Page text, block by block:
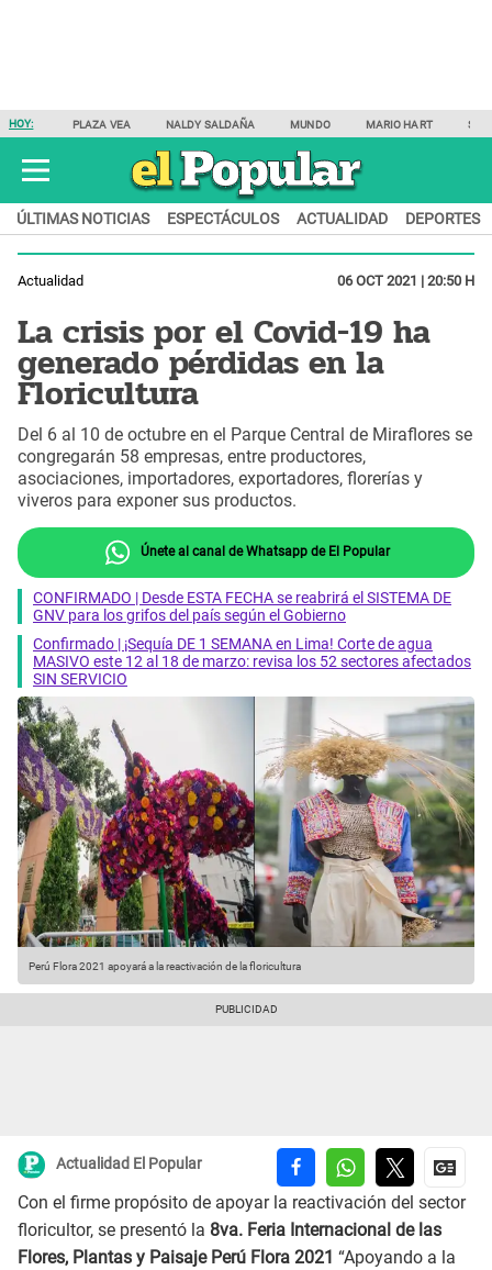
HOY: PLAZA VEA NALDY SALDAÑA MUNDO MARIO HART
ÚLTIMAS NOTICIAS ESPECTÁCULOS ACTUALIDAD DEPORTES
Actualidad 06 OCT 2021 | 20:50 H
La crisis por el Covid-19 ha
generado pérdidas en la
Floricultura
Del 6 al 10 de octubre en el Parque Central de Miraflores se
congregarán 58 empresas, entre productores,
asociaciones, importadores, exportadores, florerías y
viveros para exponer sus productos.
Únete al canal de Whatsapp de El Popular
CONFIRMADO | Desde ESTA FECHA se reabrirá el SISTEMA DE
GNV para los grifos del país según el Gobierno
Confirmado | ¡Sequía DE 1 SEMANA en Lima! Corte de agua
MASIVO este 12 al 18 de marzo: revisa los 52 sectores afectados
SIN SERVICIO
Perú Flora 2021 apoyará a la reactivación de la floricultura
Actualidad El Popular
Con el firme propósito de apoyar la reactivación del sector
floricultor, se presentó la 8va. Feria Internacional de las
Flores, Plantas y Paisaje Perú Flora 2021 “Apoyando a la